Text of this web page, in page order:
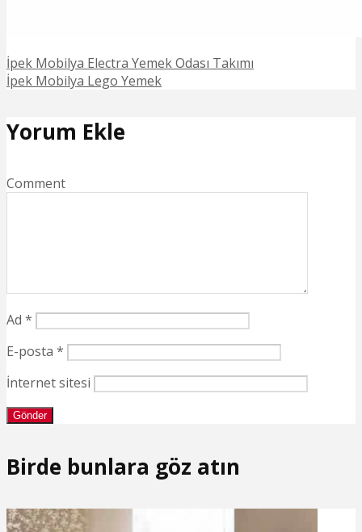
İpek Mobilya Electra Yemek Odası Takımı
İpek Mobilya Lego Yemek
Yorum Ekle
Comment
Ad *
E-posta *
İnternet sitesi
Birde bunlara göz atın